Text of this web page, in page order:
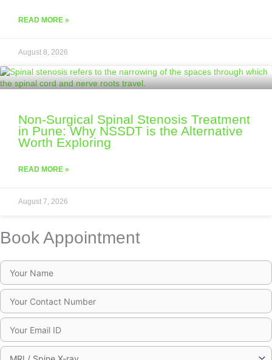
READ MORE »
August 8, 2026
Non-Surgical Spinal Stenosis Treatment
in Pune: Why NSSDT is the Alternative
Worth Exploring
READ MORE »
August 7, 2026
Book Appointment